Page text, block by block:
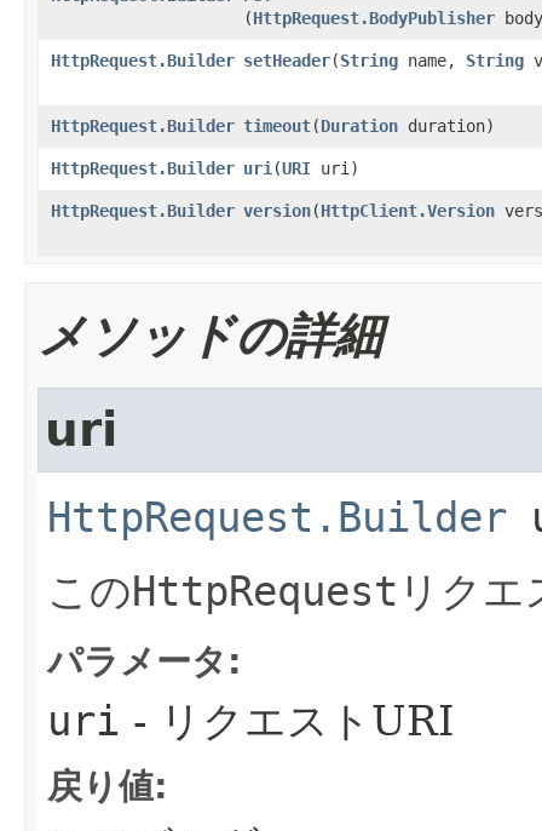
(HttpRequest.BodyPublisher
HttpRequest.Builder setHeader​(String name, String
HttpRequest.Builder timeout​(Duration duration)
HttpRequest.Builder uri ​(URI uri)
HttpRequest.Builder version​(HttpClient.Version
メソッドの詳細
uri
HttpRequest.Builder
このHttpRequest リクエ
パラメータ:
uri - リクエストURI
戻り値: